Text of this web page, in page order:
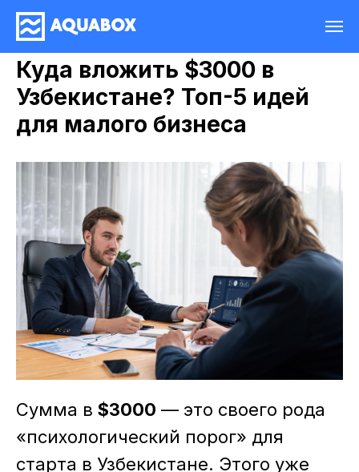
Куда вложить $3000 в
Узбекистане? Топ-5 идей
для малого бизнеса
Сумма в $3000 — это своего рода
«психологический порог» для
старта в Узбекистане. Этого уже